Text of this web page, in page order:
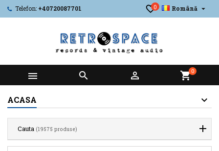
Telefon: +40720087701 Română 
0
   shopping_cart0
ACASA
Cauta (19575 produse)